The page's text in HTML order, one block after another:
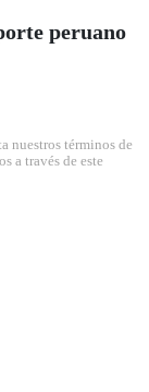
peruano
nuestros términos de
a través de este